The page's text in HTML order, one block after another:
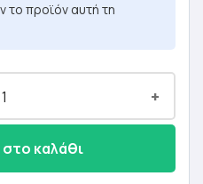
το προϊόν αυτή τη
+
καλάθι